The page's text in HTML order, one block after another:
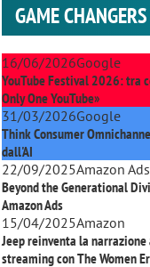
GAME CHANGERS
16/06/2026Google
YouTube Festival 2026: tra
Only One YouTube»
31/03/2026Google
Think Consumer
dall'AI
22/09/2025Amazon Ads
Beyond the Generational
Amazon Ads
15/04/2025Amazon
Jeep reinventa la
streaming conThe Women